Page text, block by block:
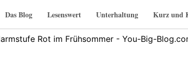
Das Blog Lesenswert Unterhaltung Kurz und
Rot im Frühsommer - You-Big-